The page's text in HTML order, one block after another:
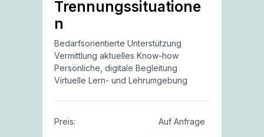
Trennungssituatione
n
Bedarfsorientierte Unterstützung
Vermittlung aktuelles Know-how
Persönliche, digitale Begleitung
Virtuelle Lern- und Lehrumgebung
Preis: Auf Anfrage